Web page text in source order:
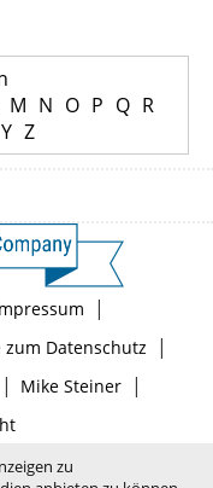
M N O P Q R
Y Z
|
zum Datenschutz |
| Mike Steiner|
zu